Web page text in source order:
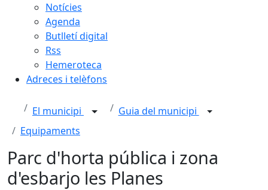
Notícies
Agenda
Butlletí digital
Rss
Hemeroteca
Adreces i telèfons
El municipi
Guia del municipi
Equipaments
Parc d'horta pública i zona
d'esbarjo les Planes